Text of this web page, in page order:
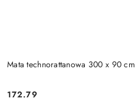
Mata technorattanowa 300 x 90 cm
Cena:
172.79